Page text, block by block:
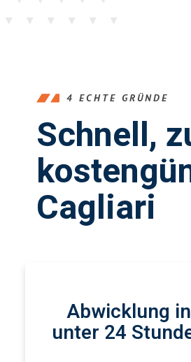
4 ECHTE GRÜNDE
Schnell,
Cagliari
Abwicklung in
unter 24